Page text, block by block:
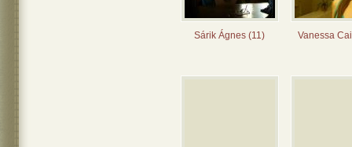
Sárik Ágnes (11) Vanessa